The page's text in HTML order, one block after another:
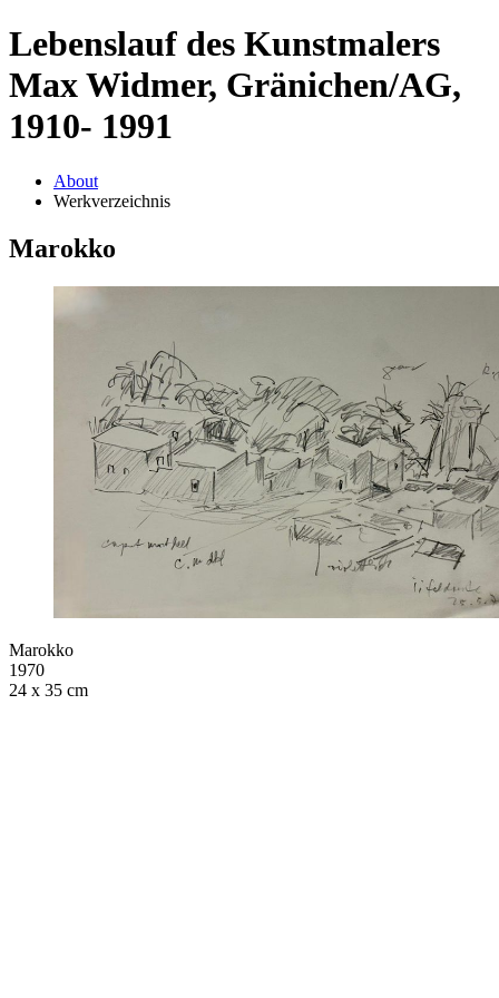
Lebenslauf des Kunstmalers
Max Widmer, Gränichen/AG,
1910- 1991
About
Werkverzeichnis
Marokko
Marokko
1970
24 x 35 cm